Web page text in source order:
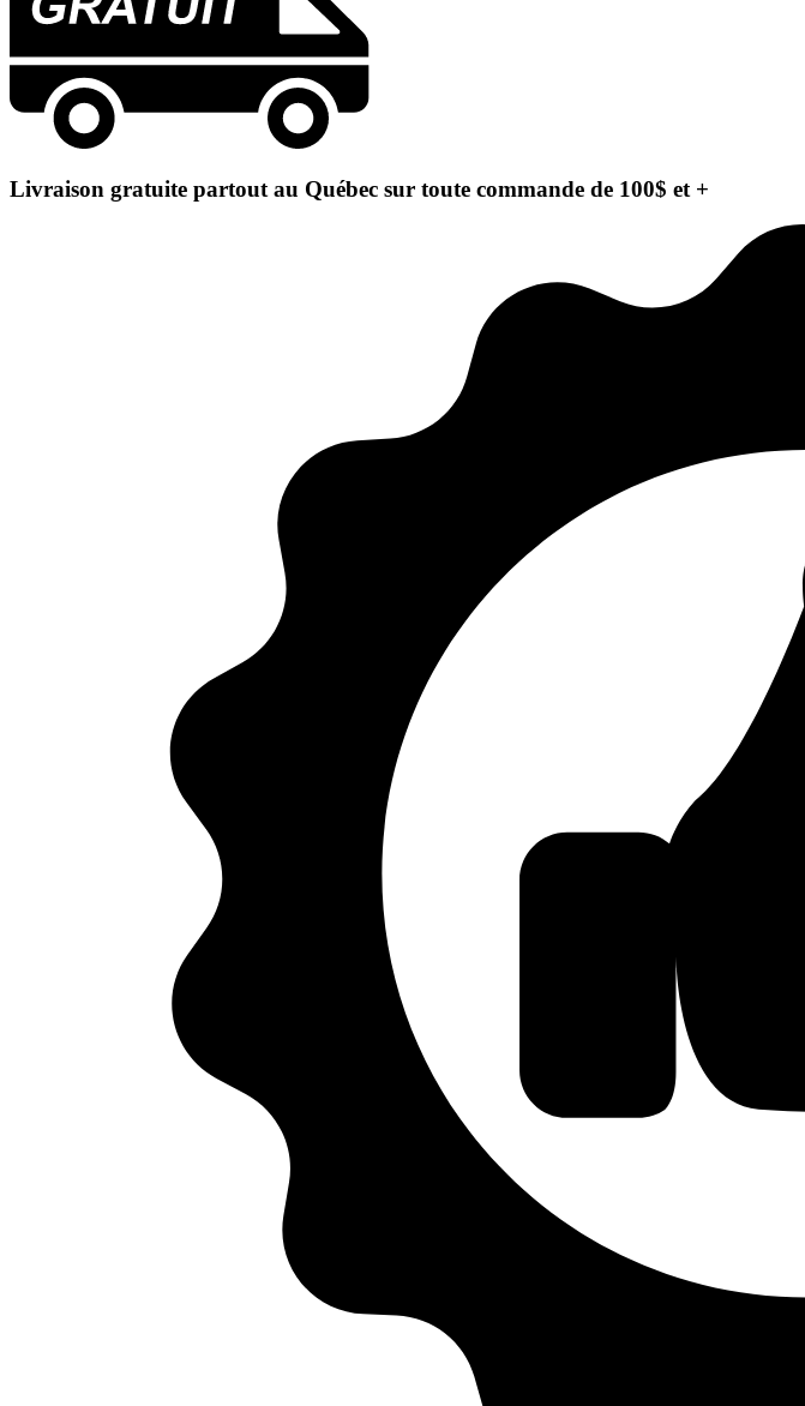
Livraison gratuite partout au Québec sur toute commande de 100$ et +